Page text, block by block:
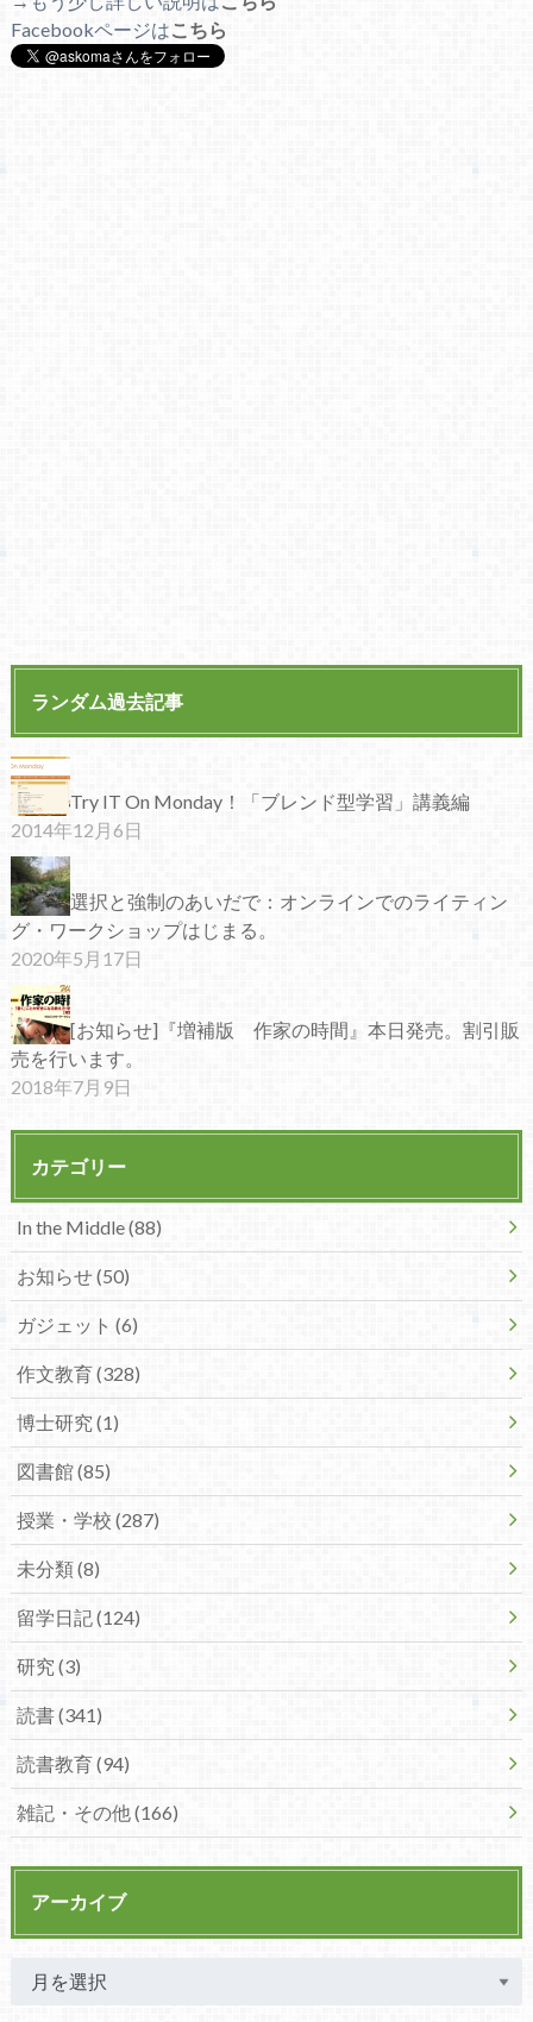
Facebookページはこちら
ランダム過去記事
Try IT On Monday！「ブレンド型学習」講義編
2014年12月6日
選択と強制のあいだで：オンラインでのライティン
グ・ワークショップはじまる。
2020年5月17日
[お知らせ]『増補版 作家の時間』本日発売。割引販
売を行います。
2018年7月9日
カテゴリー
In the Middle (88)
お知らせ (50)
ガジェット (6)
作文教育 (328)
博士研究 (1)
図書館 (85)
授業・学校 (287)
未分類 (8)
留学日記 (124)
研究 (3)
読書 (341)
読書教育 (94)
雑記・その他 (166)
アーカイブ